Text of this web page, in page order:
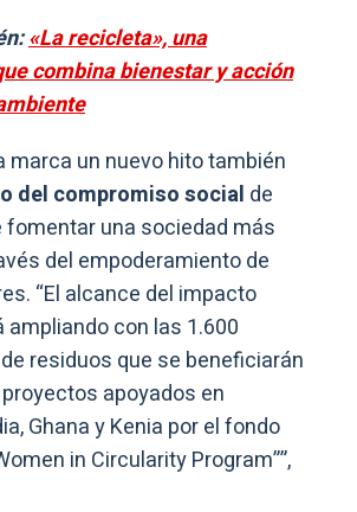
«La recicleta», una
combina bienestar y acción
marca un nuevo hito también
del compromiso social de
fomentar una sociedad más
del empoderamiento de
“El alcance del impacto
ampliando con las 1.600
residuos que se beneficiarán
apoyados en
Ghana y Kenia por el fondo
in Circularity Program””,